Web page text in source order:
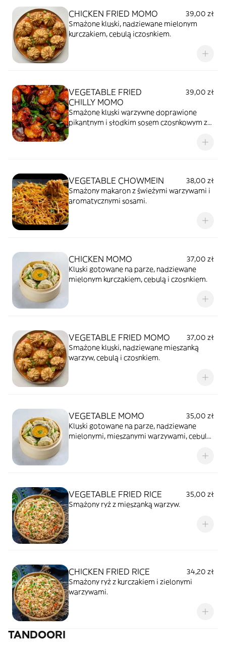
CHICKEN FRIED MOMO
39,00 zł
Smażone kluski, nadziewane mielonym
kurczakiem, cebulą iczosnkiem.
VEGETABLE FRIED
CHILLY MOMO
39,00 zł
Smażone kluski warzywne doprawione
pikantnym i słodkim sosem czosnkowym z
VEGETABLE CHOWMEIN
38,00 zł
Smażony makaron z świeżymi warzywami i
aromatycznymi sosami.
CHICKEN MOMO
37,00 zł
Kluski gotowane na parze, nadziewane
mielonym kurczakiem, cebulą i czosnkiem.
VEGETABLE FRIED MOMO
37,00 zł
Smażone kluski, nadziewane mieszanką
warzyw, cebulą i czosnkiem.
VEGETABLE MOMO
35,00 zł
Kluski gotowane na parze, nadziewane
mielonymi, mieszanymi warzywami, cebulą
VEGETABLE FRIED RICE
35,00 zł
Smażony ryż z mieszanką warzyw.
CHICKEN FRIED RICE
34,20 zł
Smażony ryż z kurczakiem i zielonymi
warzywami.
TANDOORI